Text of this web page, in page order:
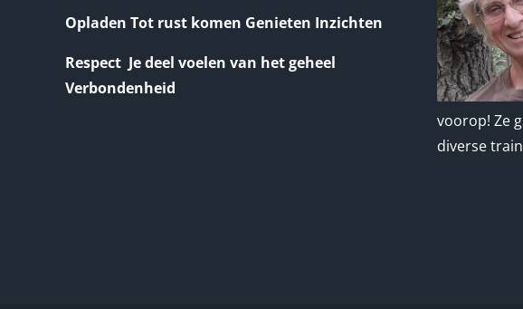
Opladen Tot rust komen Genieten Inzichten
Respect Je deel voelen van het geheel
Verbondenheid
voorop! Ze
diverse